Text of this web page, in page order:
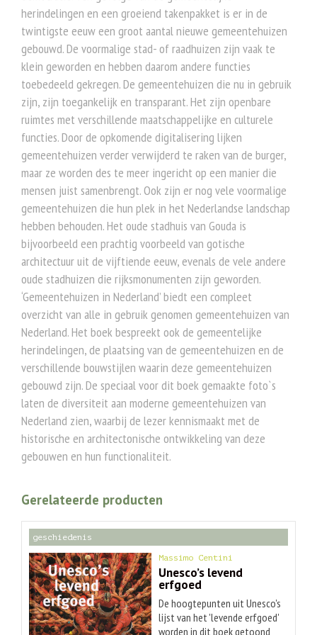
herindelingen en een groeiend takenpakket is er in de
twintigste eeuw een groot aantal nieuwe gemeentehuizen
gebouwd. De voormalige stad- of raadhuizen zijn vaak te
klein geworden en hebben daarom andere functies
toebedeeld gekregen. De gemeentehuizen die nu in gebruik
zijn, zijn toegankelijk en transparant. Het zijn openbare
ruimtes met verschillende maatschappelijke en culturele
functies. Door de opkomende digitalisering lijken
gemeentehuizen verder verwijderd te raken van de burger,
maar ze worden des te meer ingericht op een manier die
mensen juist samenbrengt. Ook zijn er nog vele voormalige
gemeentehuizen die hun plek in het Nederlandse landschap
hebben behouden. Het oude stadhuis van Gouda is
bijvoorbeeld een prachtig voorbeeld van gotische
architectuur uit de vijftiende eeuw, evenals de vele andere
oude stadhuizen die rijksmonumenten zijn geworden.
‘Gemeentehuizen in Nederland’ biedt een compleet
overzicht van alle in gebruik genomen gemeentehuizen van
Nederland. Het boek bespreekt ook de gemeentelijke
herindelingen, de plaatsing van de gemeentehuizen en de
verschillende bouwstijlen waarin deze gemeentehuizen
gebouwd zijn. De speciaal voor dit boek gemaakte foto`s
laten de diversiteit aan moderne gemeentehuizen van
Nederland zien, waarbij de lezer kennismaakt met de
historische en architectonische ontwikkeling van deze
gebouwen en hun functionaliteit.
Gerelateerde producten
geschiedenis
Massimo Centini
Unesco’s levend
erfgoed
De hoogtepunten uit Unesco's
lijst van het 'levende erfgoed'
worden in dit boek getoond